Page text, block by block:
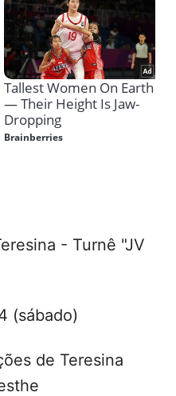
- Turnê "JV
(sábado)
de Teresina